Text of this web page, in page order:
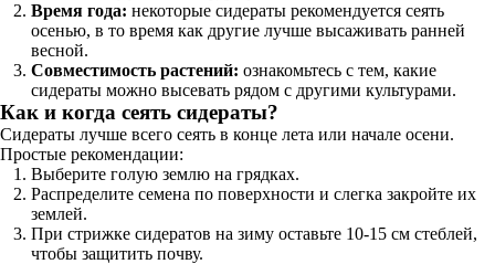
Время года: некоторые сидераты рекомендуется сеять
осенью, в то время как другие лучше высаживать ранней
весной.
Совместимость растений: ознакомьтесь с тем, какие
сидераты можно высевать рядом с другими культурами.
Как и когда сеять сидераты?
Сидераты лучше всего сеять в конце лета или начале осени.
Простые рекомендации:
Выберите голую землю на грядках.
Распределите семена по поверхности и слегка закройте их
землей.
При стрижке сидератов на зиму оставьте 10-15 см стеблей,
чтобы защитить почву.